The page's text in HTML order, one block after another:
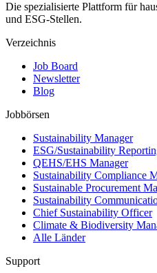
Die spezialisierte Plattform für
und ESG-Stellen.
Verzeichnis
Job Board
Newsletter
Blog
Jobbörsen
Sustainability Manager
ESG/Sustainability
QEHS/EHS Manager
Sustainability Compliance
Sustainable Procurement
Sustainability
Chief Sustainability Officer
Climate & Biodiversity
Alle Länder
Support